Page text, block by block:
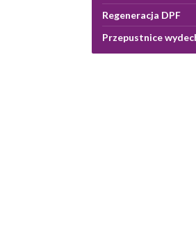
Regeneracja DPF
Przepustnice